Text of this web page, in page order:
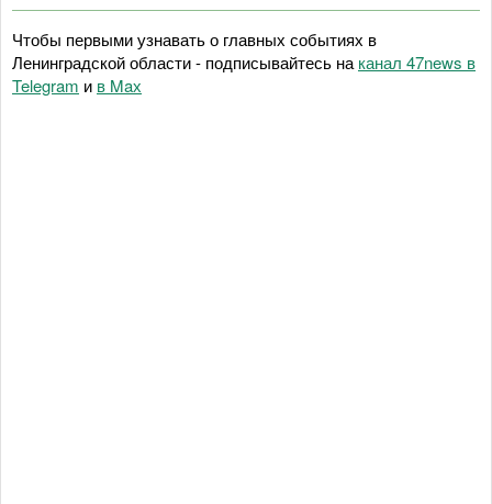
Чтобы первыми узнавать о главных событиях в
Ленинградской области - подписывайтесь на канал 47news в
Telegram и в Maх